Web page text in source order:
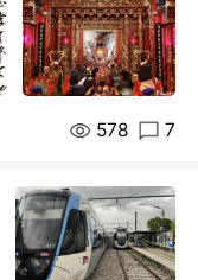
578 7